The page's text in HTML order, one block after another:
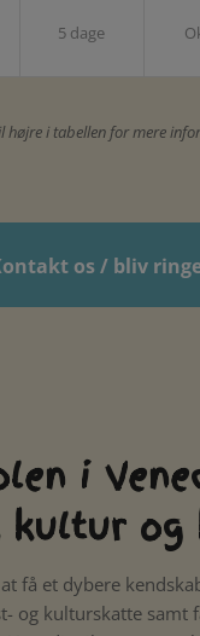
5 dage
højre i tabellen for mere
os / bliv
i
kultur og
få et dybere
og kulturskatte samt